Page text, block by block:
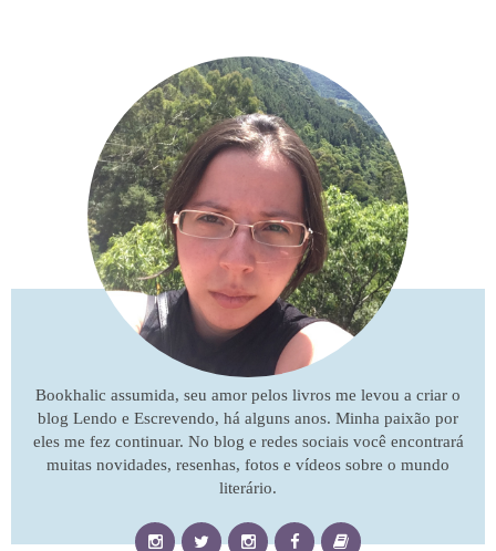
Bookhalic assumida, seu amor pelos livros me levou a criar o
blog Lendo e Escrevendo, há alguns anos. Minha paixão por
eles me fez continuar. No blog e redes sociais você encontrará
muitas novidades, resenhas, fotos e vídeos sobre o mundo
literário.